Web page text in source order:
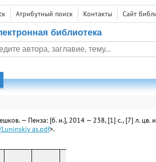
Атрибутный поиск Контакты Сайт
библиотека
— Пенза: [б. и.], 2014 — 238, [1] с., [7] л.
as.pdf>.